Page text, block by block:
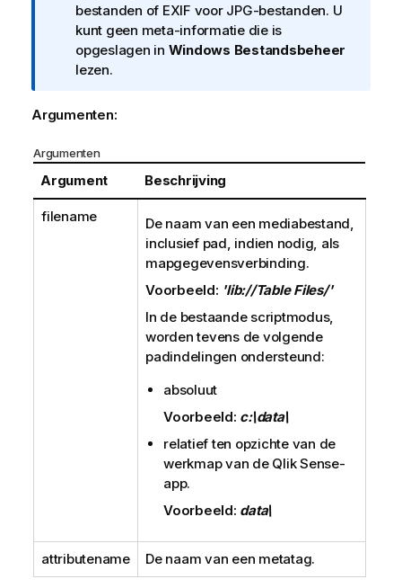
o
r
m
a
i
bestanden of EXIF voor JPG-bestanden. U
kunt geen meta-informatie die is
opgeslagen in Windows Bestandsbeheer
lezen.
Argumenten:
Argumenten
Argument Beschrijving
filename
De naam van een mediabestand,
inclusief pad, indien nodig, als
mapgegevensverbinding.
Voorbeeld: 'lib://Table Files/'
In de bestaande scriptmodus,
worden tevens de volgende
padindelingen ondersteund:
absoluut
Voorbeeld: c:\data\
relatief ten opzichte van de
werkmap van de Qlik Sense-
app.
Voorbeeld: data\
attributename De naam van een metatag.